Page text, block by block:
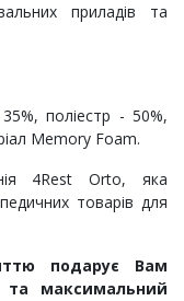
приладів та
поліестр - 50%,
Memory Foam.
4Rest Orto, яка
товарів для
подарує Вам
та максимальний